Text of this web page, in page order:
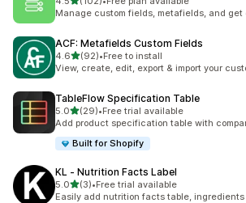
ทั้งหมด 102 รีวิว
Manage custom fields, metafields, and
ACF: Metafields Custom Fields
4.6เต็ม 5 ดาว
(92)
ทั้งหมด 92 รีวิว
•Free to install
View, create, edit, export & import your
TableFlow Specification Table
5.0เต็ม 5 ดาว
(29)
ทั้งหมด 29 รีวิว
•Free trial available
Add product specification table with
Built for Shopify
KL ‑ Nutrition Facts Label
5.0เต็ม 5 ดาว
(3)
ทั้งหมด 3 รีวิว
•Free trial available
Easily add nutrition facts table,